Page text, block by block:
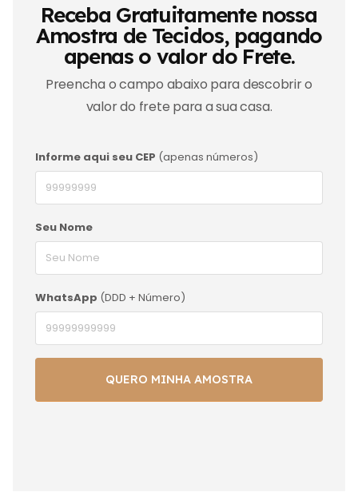
Receba Gratuitamente nossa
Amostra de Tecidos, pagando
apenas o valor do Frete.
Preencha o campo abaixo para descobrir o
valor do frete para a sua casa.
Informe aqui seu CEP (apenas números)
Seu Nome
WhatsApp (DDD + Número)